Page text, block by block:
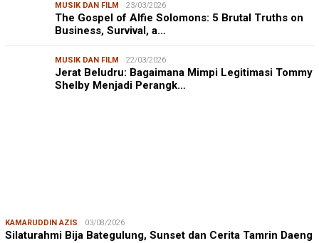
MUSIK DAN FILM 23/03/2026
The Gospel of Alfie Solomons: 5 Brutal Truths on
Business, Survival, a…
MUSIK DAN FILM 22/03/2026
Jerat Beludru: Bagaimana Mimpi Legitimasi Tommy
Shelby Menjadi Perangk…
KAMARUDDIN AZIS 03/08/2026
Silaturahmi Bija Bategulung, Sunset dan Cerita Tamrin Daeng